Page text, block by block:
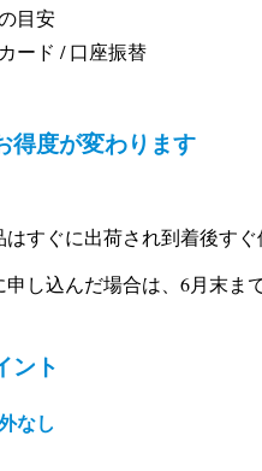
目安
ード / 口座振替
得度が変わります
すぐに出荷され到着後す
申し込んだ場合は、6月末
ント
なし